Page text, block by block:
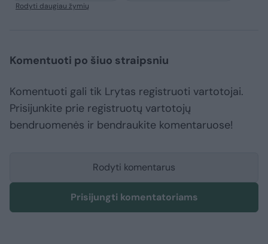
Rodyti daugiau žymių
Komentuoti po šiuo straipsniu
Komentuoti gali tik Lrytas registruoti vartotojai.
Prisijunkite prie registruotų vartotojų
bendruomenės ir bendraukite komentaruose!
Rodyti komentarus
Prisijungti komentatoriams